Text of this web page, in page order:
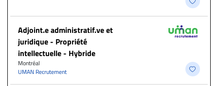
Adjoint.e administratif.ve et
juridique - Propriété
intellectuelle - Hybride
Montréal
UMAN Recrutement